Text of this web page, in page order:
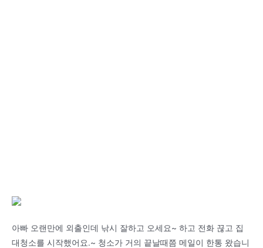
아빠 오랜만에 외출인데 낚시 잘하고 오세요~ 하고 전화 끊고 집
대청소를 시작했어요.~ 청소가 거의 끝날때쯤 메일이 한통 왔습니